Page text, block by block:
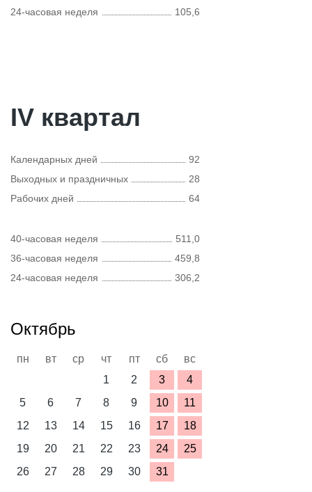
24-часовая неделя
105,6
IV квартал
Календарных дней
92
Выходных и праздничных
28
Рабочих дней
64
40-часовая неделя
511,0
36-часовая неделя
459,8
24-часовая неделя
306,2
Октябрь
пн вт ср чт пт сб
вс
1
2 3
4
5
6 7 8 9 10
11
12
13 14 15 16 17
18
19
20 21 22 23 24
25
26
27 28 29 30 31